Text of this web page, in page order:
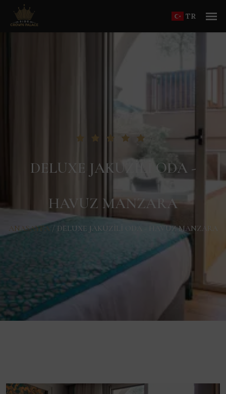
TR
DELUXE JAKUZILI ODA -
HAVUZ MANZARA
ANASAYFA / DELUXE JAKUZILI ODA - HAVUZ MANZARA